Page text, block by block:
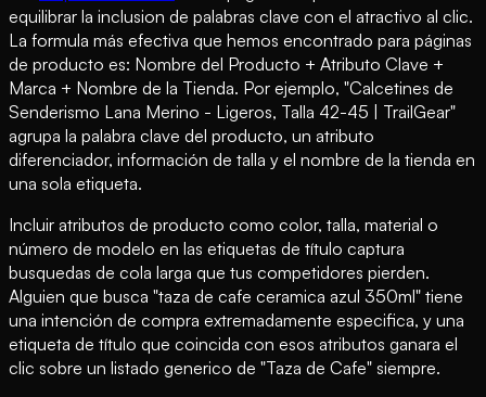
equilibrar la inclusion de palabras clave con el atractivo al clic.
La formula más efectiva que hemos encontrado para páginas
de producto es: Nombre del Producto + Atributo Clave +
Marca + Nombre de la Tienda. Por ejemplo, "Calcetines de
Senderismo Lana Merino - Ligeros, Talla 42-45 | TrailGear"
agrupa la palabra clave del producto, un atributo
diferenciador, información de talla y el nombre de la tienda en
una sola etiqueta.
Incluir atributos de producto como color, talla, material o
número de modelo en las etiquetas de título captura
busquedas de cola larga que tus competidores pierden.
Alguien que busca "taza de cafe ceramica azul 350ml" tiene
una intención de compra extremadamente especifica, y una
etiqueta de título que coincida con esos atributos ganara el
clic sobre un listado generico de "Taza de Cafe" siempre.